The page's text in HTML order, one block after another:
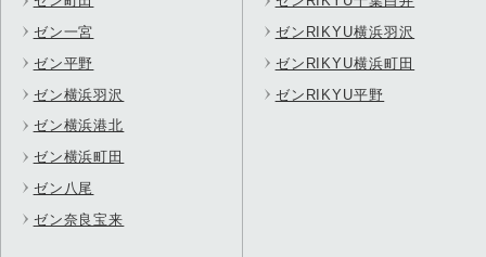
ゼン一宮
ゼン平野
ゼン横浜羽沢
ゼン横浜港北
ゼン横浜町田
ゼン八尾
ゼン奈良宝来
ゼンRIKYU横浜羽沢
ゼンRIKYU横浜町田
ゼンRIKYU平野